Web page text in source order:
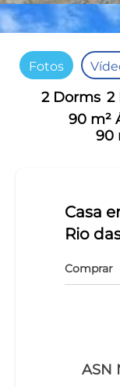
Fotos
2 Dorms 2
90 m²
90
Casa
Rio
Comprar
ASN